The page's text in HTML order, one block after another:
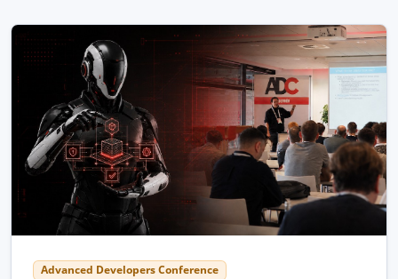
Advanced Developers Conference